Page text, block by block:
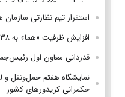
استقرار تیم‌ نظارتی
افزایش ظرفیت «هما» به ۳۸ هزار صندلی در اربعین ۱۴۰۵
قدردانی معاون اول
نمایشگاه هفتم حمل‌ونقل
حکمرانی کریدورهای کشور